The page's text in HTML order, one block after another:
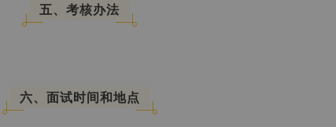
五、考核办法
六、面试时间和地点